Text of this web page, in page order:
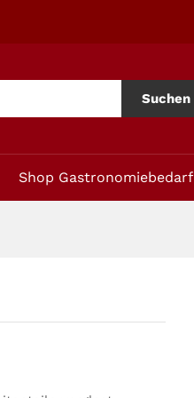
Suchen
Shop Gastronomiebedarf